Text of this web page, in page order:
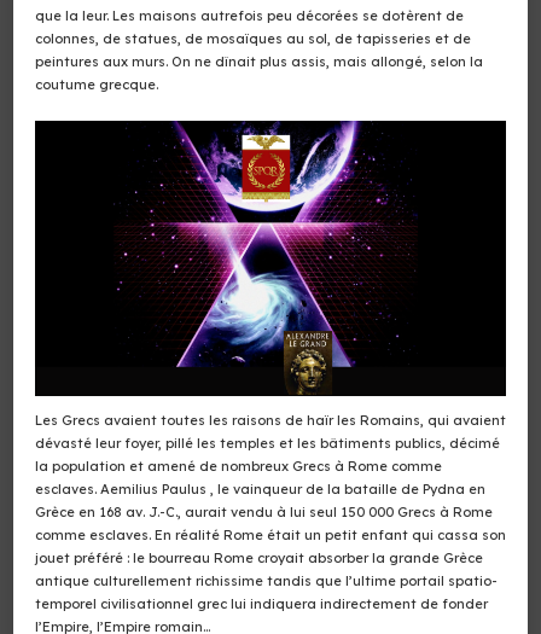
que la leur. Les maisons autrefois peu décorées se dotèrent de
colonnes, de statues, de mosaïques au sol, de tapisseries et de
peintures aux murs. On ne dînait plus assis, mais allongé, selon la
coutume grecque.
Les Grecs avaient toutes les raisons de haïr les Romains, qui avaient
dévasté leur foyer, pillé les temples et les bâtiments publics, décimé
la population et amené de nombreux Grecs à Rome comme
esclaves. Aemilius Paulus , le vainqueur de la bataille de Pydna en
Grèce en 168 av. J.-C., aurait vendu à lui seul 150 000 Grecs à Rome
comme esclaves. En réalité Rome était un petit enfant qui cassa son
jouet préféré : le bourreau Rome croyait absorber la grande Grèce
antique culturellement richissime tandis que l’ultime portail spatio-
temporel civilisationnel grec lui indiquera indirectement de fonder
l’Empire, l’Empire romain…